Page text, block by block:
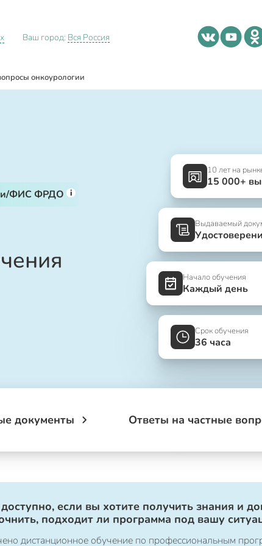
Ваш город: Вся Россия
онкоурологии
ФИС ФРДО i
10 лет на
15 000+
Выдаваемый
Начало обучения
Каждый день
Срок обучения
36 часа
документы Ответы на частные
если вы хотите получить знания и
подходит ли программа под вашу
дистанционное обучение по профессиональным